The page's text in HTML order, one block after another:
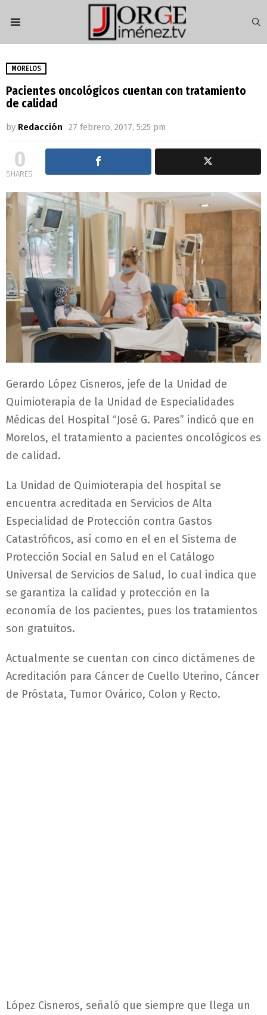
MORELOS
Pacientes oncológicos cuentan con tratamiento
de calidad
by Redacción 27 febrero, 2017, 5:25 pm
0
SHARES
Gerardo López Cisneros, jefe de la Unidad de
Quimioterapia de la Unidad de Especialidades
Médicas del Hospital “José G. Pares” indicó que en
Morelos, el tratamiento a pacientes oncológicos es
de calidad.
La Unidad de Quimioterapia del hospital se
encuentra acreditada en Servicios de Alta
Especialidad de Protección contra Gastos
Catastróficos, así como en el en el Sistema de
Protección Social en Salud en el Catálogo
Universal de Servicios de Salud, lo cual indica que
se garantiza la calidad y protección en la
economía de los pacientes, pues los tratamientos
son gratuitos.
Actualmente se cuentan con cinco dictámenes de
Acreditación para Cáncer de Cuello Uterino, Cáncer
de Próstata, Tumor Ovárico, Colon y Recto.
López Cisneros, señaló que siempre que llega un